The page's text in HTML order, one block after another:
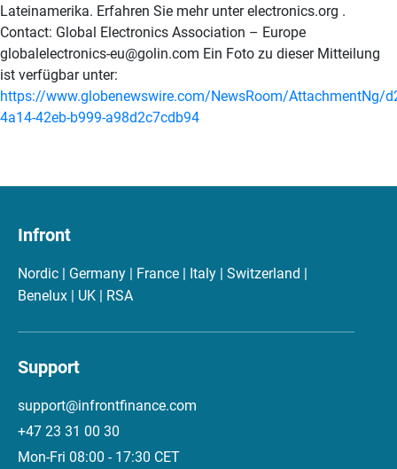
Lateinamerika. Erfahren Sie mehr unter electronics.org .
Contact: Global Electronics Association – Europe
globalelectronics-eu@golin.com Ein Foto zu dieser Mitteilung
ist verfügbar unter:
https://www.globenewswire.com/NewsRoom/AttachmentNg/
4a14-42eb-b999-a98d2c7cdb94
Infront
Nordic | Germany | France | Italy | Switzerland |
Benelux | UK | RSA
Support
support@infrontfinance.com
+47 23 31 00 30
Mon-Fri 08:00 - 17:30 CET